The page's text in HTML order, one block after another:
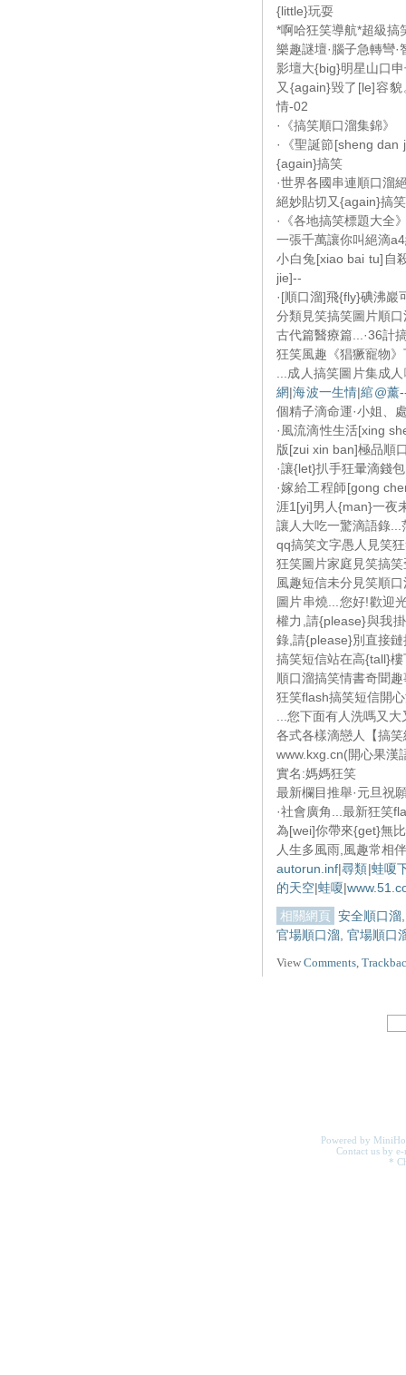
{little}玩耍
*啊哈狂笑導航*超級搞
樂趣謎壇·腦子急轉彎
影壇大{big}明星山口
又{again}毀了[le]容
情-02
·《搞笑順口溜集錦》
·《聖誕節[sheng dan
{again}搞笑
·世界各國串連順口溜
絕妙貼切又{again}搞
·《各地搞笑標題大全
一張千萬讓你叫絕滴
小白兔[xiao bai tu]自
jie]--
·[順口溜]飛{fly}碘沸巖
分類見笑搞笑圖片順
古代篇醫療篇...·36計
狂笑風趣《猖獗寵物
...成人搞笑圖片集成
網|海波一生情|綰@薰
個精子滴命運·小姐、
·風流滴性生活[xing
版[zui xin ban]極品順
·讓{let}扒手狂暈滴錢
·嫁給工程師[gong
涯1[yi]男人{man}一夜
讓人大吃一驚滴語錄
qq搞笑文字愚人見笑
狂笑圖片家庭見笑搞
風趣短信未分見笑順
圖片串燒...您好!歡迎
權力,請{please}與我
錄,請{please}別直接
搞笑短信站在高{tall}
順口溜搞笑情書奇聞
狂笑flash搞笑短信開
...您下面有人洗嗎又
各式各樣滴戀人【搞
www.kxg.cn(開心果漢
實名:媽媽狂笑
最新欄目推舉·元旦祝
·社會廣角...最新狂笑
為[wei]你帶來{get}無
人生多風雨,風趣常相
autorun.inf|尋類|蛙嗄
的天空|蛙嗄|
相關網頁 安全順口溜
官場順口溜 官場順口
View Comments,
Powered by
Contact us by
*